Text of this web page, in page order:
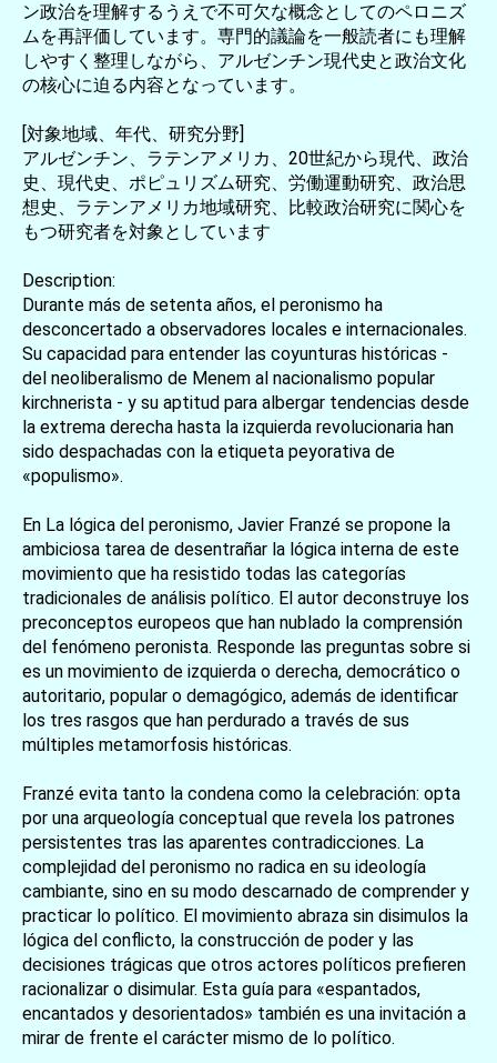
ン政治を理解するうえで不可欠な概念としてのペロニズ
ムを再評価しています。専門的議論を一般読者にも理解
しやすく整理しながら、アルゼンチン現代史と政治文化
の核心に迫る内容となっています。
[対象地域、年代、研究分野]
アルゼンチン、ラテンアメリカ、20世紀から現代、政治
史、現代史、ポピュリズム研究、労働運動研究、政治思
想史、ラテンアメリカ地域研究、比較政治研究に関心を
もつ研究者を対象としています
Description:
Durante más de setenta años, el peronismo ha
desconcertado a observadores locales e internacionales.
Su capacidad para entender las coyunturas históricas -
del neoliberalismo de Menem al nacionalismo popular
kirchnerista - y su aptitud para albergar tendencias desde
la extrema derecha hasta la izquierda revolucionaria han
sido despachadas con la etiqueta peyorativa de
«populismo».
En La lógica del peronismo, Javier Franzé se propone la
ambiciosa tarea de desentrañar la lógica interna de este
movimiento que ha resistido todas las categorías
tradicionales de análisis político. El autor deconstruye los
preconceptos europeos que han nublado la comprensión
del fenómeno peronista. Responde las preguntas sobre si
es un movimiento de izquierda o derecha, democrático o
autoritario, popular o demagógico, además de identificar
los tres rasgos que han perdurado a través de sus
múltiples metamorfosis históricas.
Franzé evita tanto la condena como la celebración: opta
por una arqueología conceptual que revela los patrones
persistentes tras las aparentes contradicciones. La
complejidad del peronismo no radica en su ideología
cambiante, sino en su modo descarnado de comprender y
practicar lo político. El movimiento abraza sin disimulos la
lógica del conflicto, la construcción de poder y las
decisiones trágicas que otros actores políticos prefieren
racionalizar o disimular. Esta guía para «espantados,
encantados y desorientados» también es una invitación a
mirar de frente el carácter mismo de lo político.